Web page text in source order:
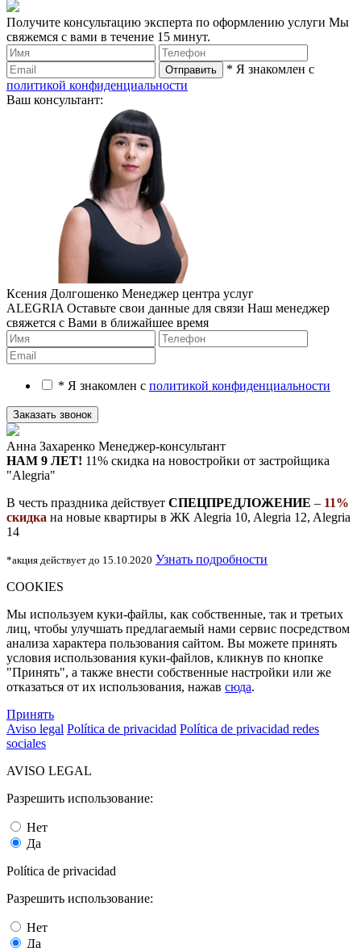
Получите консультацию эксперта по оформлению услуги Мы
свяжемся с вами в течение 15 минут.
* Я знакомлен с
политикой конфиденциальности
Ваш консультант:
Ксения Долгошенко Менеджер центра услуг
ALEGRIA Оставьте свои данные для связи Наш менеджер
свяжется с Вами в ближайшее время
* Я знакомлен с политикой конфиденциальности
Анна Захаренко Менеджер-консультант
НАМ 9 ЛЕТ! 11% скидка на новостройки от застройщика
"Alegria"
В честь праздника действует СПЕЦПРЕДЛОЖЕНИЕ – 11%
скидка на новые квартиры в ЖК Alegria 10, Alegria 12, Alegria
14
*акция действует до 15.10.2020 Узнать подробности
COOKIES
Мы используем куки-файлы, как собственные, так и третьих
лиц, чтобы улучшать предлагаемый нами сервис посредством
анализа характера пользования сайтом. Вы можете принять
условия использования куки-файлов, кликнув по кнопке
"Принять", а также внести собственные настройки или же
отказаться от их использования, нажав сюда.
Принять
Aviso legal Política de privacidad Política de privacidad redes
sociales
AVISO LEGAL
Разрешить использование:
Нет
Да
Política de privacidad
Разрешить использование:
Нет
Да